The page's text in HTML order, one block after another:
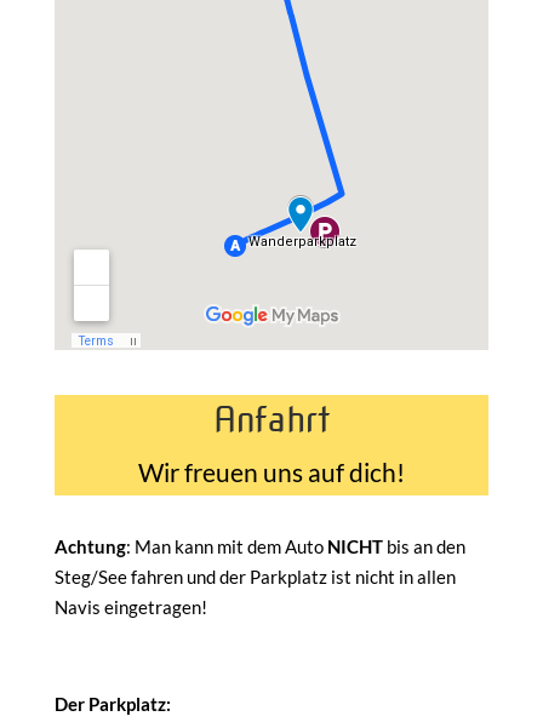
Anfahrt
Wir freuen uns auf dich!
Achtung: Man kann mit dem Auto NICHT bis an den
Steg/See fahren und der Parkplatz ist nicht in allen
Navis eingetragen!
Der Parkplatz: